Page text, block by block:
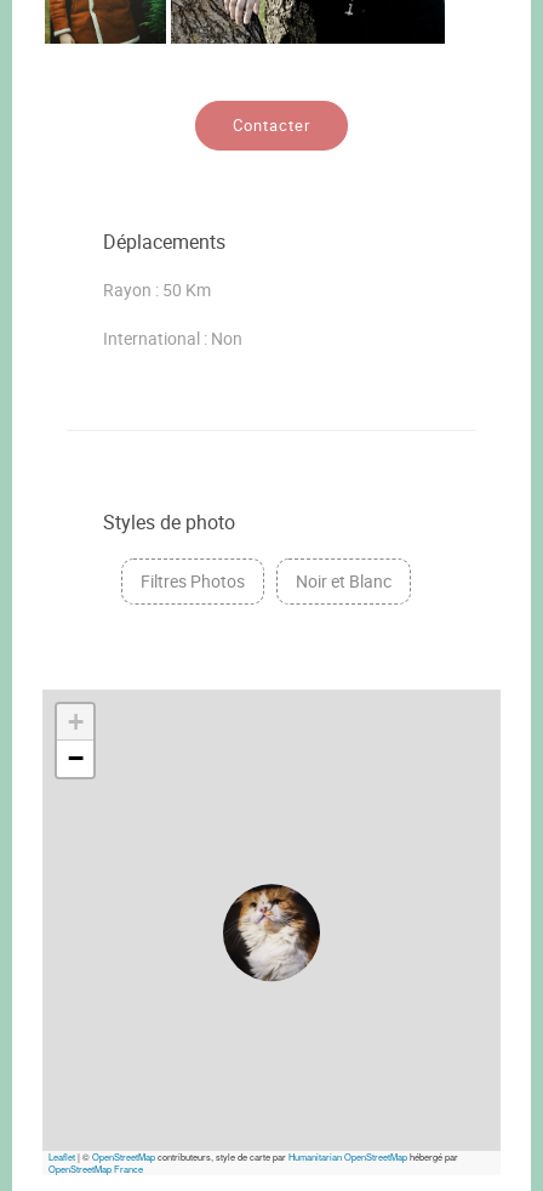
Contacter
Déplacements
Rayon : 50 Km
International : Non
Styles de photo
Filtres Photos Noir et Blanc
+
−
Leaflet|©OpenStreetMapcontributeurs, style de carte parHumanitarian OpenStreetMaphébergé par
OpenStreetMap France